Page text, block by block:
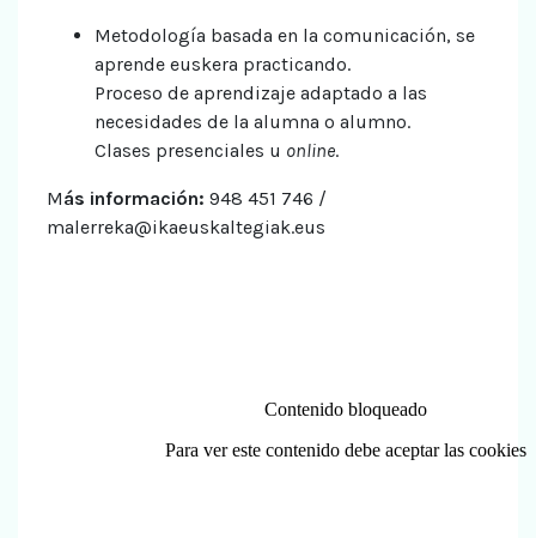
Metodología basada en la comunicación, se
aprende euskera practicando.
Proceso de aprendizaje adaptado a las
necesidades de la alumna o alumno.
Clases presenciales u online.
Más información: 948 451 746 /
malerreka@ikaeuskaltegiak.eus